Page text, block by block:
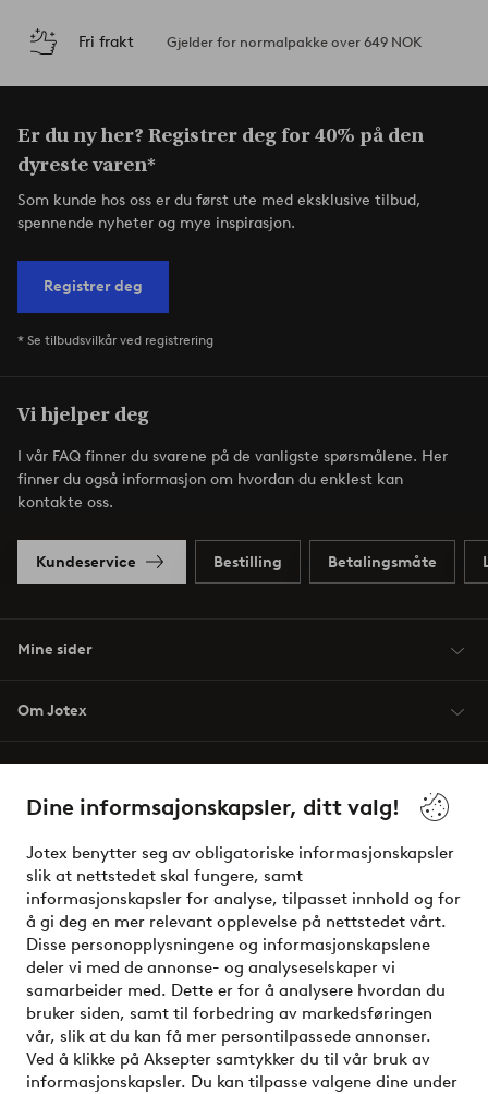
Dine informsajonskapsler, ditt valg!
Jotex benytter seg av obligatoriske informasjonskapsler
slik at nettstedet skal fungere, samt
informasjonskapsler for analyse, tilpasset innhold og for
å gi deg en mer relevant opplevelse på nettstedet vårt.
Disse personopplysningene og informasjonskapslene
deler vi med de annonse- og analyseselskaper vi
samarbeider med. Dette er for å analysere hvordan du
bruker siden, samt til forbedring av markedsføringen
vår, slik at du kan få mer persontilpassede annonser.
Ved å klikke på Aksepter samtykker du til vår bruk av
informasjonskapsler. Du kan tilpasse valgene dine under
Fri frakt Gjelder for normalpakke over 649 NOK
Er du ny her? Registrer deg for 40% på den
dyreste varen*
Som kunde hos oss er du først ute med eksklusive tilbud,
spennende nyheter og mye inspirasjon.
Registrer deg
* Se tilbudsvilkår ved registrering
Vi hjelper deg
I vår FAQ finner du svarene på de vanligste spørsmålene. Her
finner du også informasjon om hvordan du enklest kan
kontakte oss.
Kundeservice Bestilling Betalingsmåte
Mine sider
Om Jotex
Venner
Sikre betalinger - Betal direkte eller del opp
Vil du vite mer om våre betalingsalternativer?
elpy